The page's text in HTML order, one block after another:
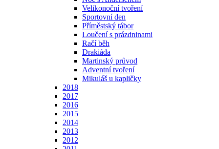
Velikonoční tvoření
Sportovní den
Příměstský tábor
Loučení s prázdninami
Račí běh
Drakiáda
Martinský průvod
Adventní tvoření
Mikuláš u kapličky
2018
2017
2016
2015
2014
2013
2012